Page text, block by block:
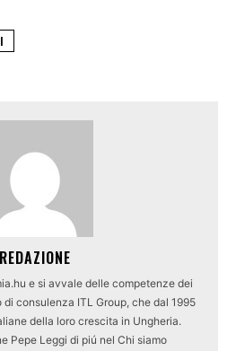
REDAZIONE
e si avvale delle competenze dei
consulenza ITL Group, che dal 1995
della loro crescita in Ungheria.
Pepe Leggi di piú nel Chi siamo